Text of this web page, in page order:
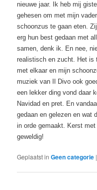
nieuwe jaar. Ik heb mij
gehesen om met mijn
schoonzus te gaan eten.
erg hun best gedaan met
samen, denk ik. En nee,
realistisch en zucht. Het is
met elkaar en mijn
muziek van Il Divo ook
een lekker ding vond daar
Navidad en pret. En
gedaan en gelezen en wat
in orde gemaakt. Kerst
geweldig!
Geplaatst in Geen categorie